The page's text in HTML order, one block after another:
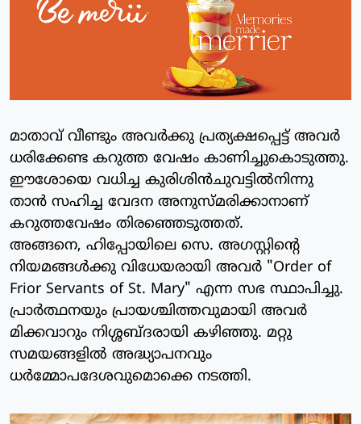
മാതാവ് വീണ്ടും അവര്‍ക്കു പ്രത്യക്ഷപ്പെട്ട് അവര്‍
ധരിക്കേണ്ട കറുത്ത വേഷം കാണിച്ചുകൊടുത്തു.
ഈശോയെ വധിച്ച കുരിശിന്‍ചുവട്ടില്‍നിന്നു
താന്‍ സഹിച്ച വേദന അനുസ്മരിക്കാനാണ്
കറുത്തവേഷം തിരഞ്ഞെടുത്തത്.
അങ്ങനെ, ഹിപ്പോയിലെ സെ. അഗസ്റ്റിന്റെ
നിയമങ്ങള്‍ക്കു വിധേയരായി അവര്‍ "Order of
Frior Servants of St. Mary" എന്ന സഭ സ്ഥാപിച്ചു.
പ്രാര്‍ത്ഥനയും പ്രായശ്ചിത്തവുമായി അവര്‍
മിക്കവാറും നിശ്ശബ്ദരായി കഴിഞ്ഞു. മറ്റു
സമയങ്ങളില്‍ അദ്ധ്യാപനവും
ധര്‍മ്മോപദേശവുമൊക്കെ നടത്തി.